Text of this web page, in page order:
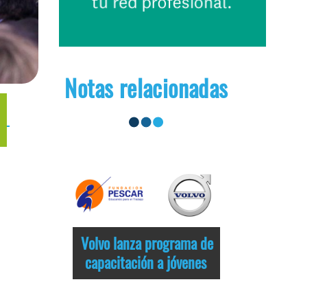
Notas relacionadas
Volvo lanza programa de
capacitación a jóvenes